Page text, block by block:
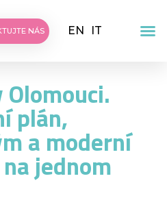
NÁS EN IT
Olomouci.
plán,
a moderní
jednom